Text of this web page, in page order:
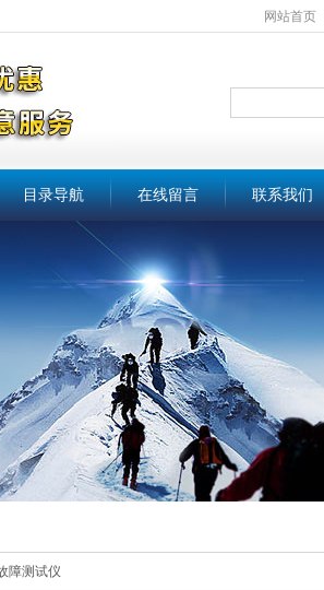
网站首页
目录导航 在线留言 联系我们
障测试仪